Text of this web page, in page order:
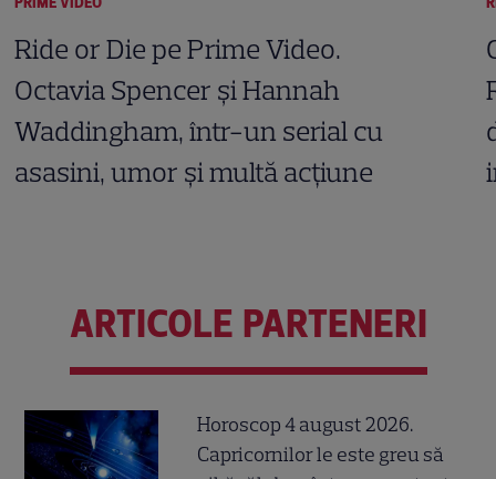
Ride or Die pe Prime Video.
Octavia Spencer și Hannah
Waddingham, într-un serial cu
asasini, umor și multă acțiune
ARTICOLE PARTENERI
Horoscop 4 august 2026.
Capricornilor le este greu să